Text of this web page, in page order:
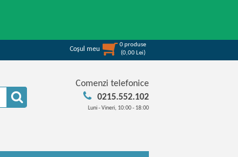
Coşul meu
0produse
(0,00 Lei)
Comenzi telefonice
0215.552.102
Luni - Vineri, 10:00 - 18:00